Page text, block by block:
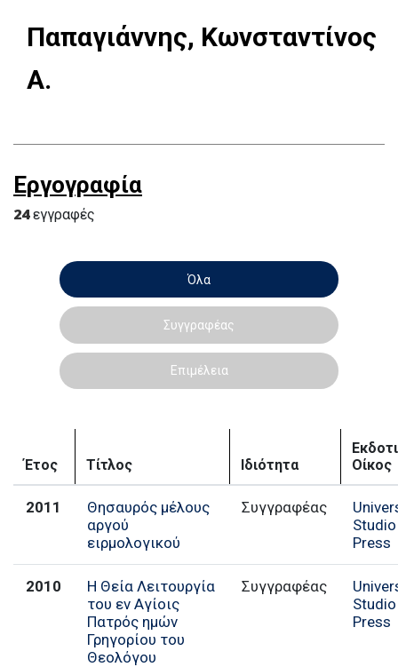
Παπαγιάννης, Κωνσταντίνος
Α.
Εργογραφία
24εγγραφές
Όλα
Συγγραφέας
Επιμέλεια
Έτος Τίτλος Ιδιότητα
Οίκος
2011
Θησαυρός μέλους
αργού
ειρμολογικού
Συγγραφέας
Studio
Press
2010
Η Θεία Λειτουργία
του εν Αγίοις
Πατρός ημών
Γρηγορίου του
Θεολόγου
Συγγραφέας
Studio
Press